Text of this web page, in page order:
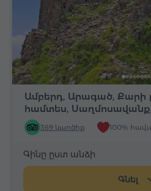
Ամբերդ, Արագած, Քարի
համտես,
369 կարծիք 100%
Գինը ըստ անձի
Գնել